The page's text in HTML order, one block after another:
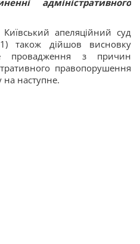
адміністративного
Київський апеляційний суд
також дійшов висновку
провадження з причин
правопорушення
на наступне.